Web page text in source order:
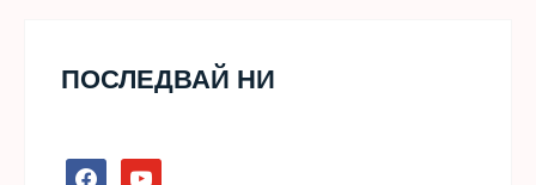
ПОСЛЕДВАЙ НИ
facebookyoutube